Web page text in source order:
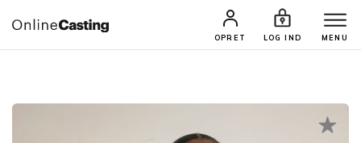
OPRET LOG IND MENU
CASTINGS & JOBS SØG PROFIL